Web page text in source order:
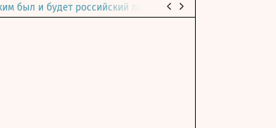
был и будет российский парламент